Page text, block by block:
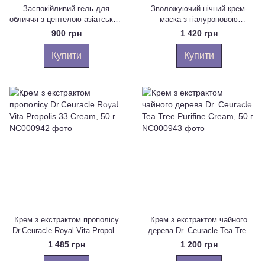
Заспокійливий гель для
обличчя з центелою азіатською
Dr.Ceuracle Сica Regen 95
Soothing Gel, 110г
900 грн
Купити
Зволожуючий нічний крем-
маска з гіалуроновою
кислотою Dr.Ceuracle Hyal
Reyouth Night Cream, 60 г
1 420 грн
Купити
Крем з екстрактом прополісу
Dr.Ceuracle Royal Vita Propolis
33 Cream, 50 г
1 485 грн
Крем з екстрактом чайного
дерева Dr. Ceuracle Tea Tree
Purifine Cream, 50 г
1 200 грн